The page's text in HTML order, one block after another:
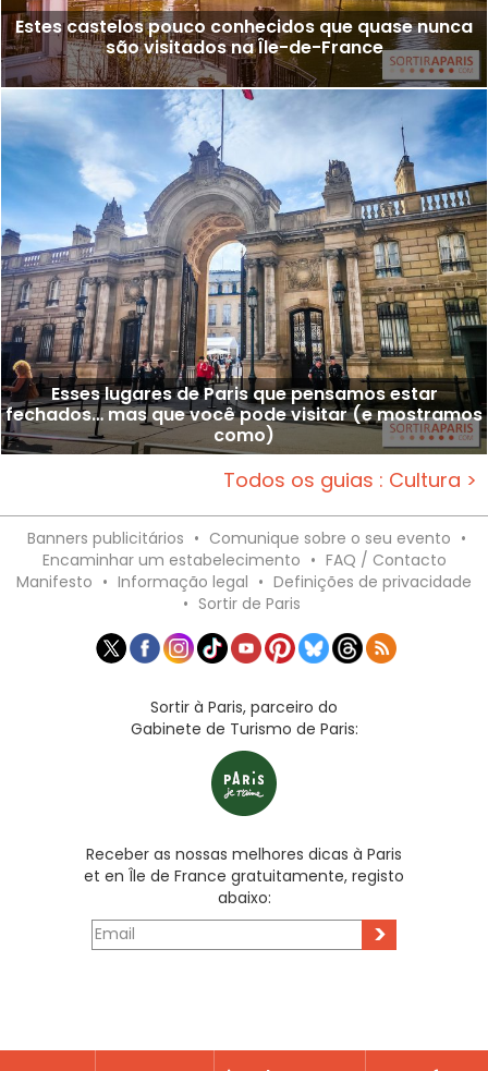
Estes castelos pouco conhecidos que quase nunca
são visitados na Île-de-France
Esses lugares de Paris que pensamos estar
fechados… mas que você pode visitar (e mostramos
como)
Todos os guias : Cultura >
Banners publicitários • Comunique sobre o seu evento •
Encaminhar um estabelecimento • FAQ / Contacto
Manifesto • Informação legal • Definições de privacidade
• Sortir de Paris
Sortir à Paris, parceiro do
Gabinete de Turismo de Paris:
Receber as nossas melhores dicas à Paris
et en Île de France gratuitamente, registo
abaixo:
>